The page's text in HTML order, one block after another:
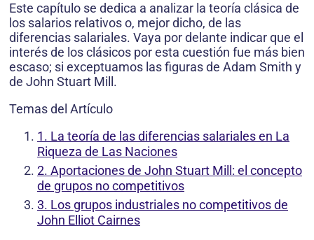
Este capítulo se dedica a analizar la teoría clásica de
los salarios relativos o, mejor dicho, de las
diferencias salariales. Vaya por delante indicar que el
interés de los clásicos por esta cuestión fue más bien
escaso; si exceptuamos las figuras de Adam Smith y
de John Stuart Mill.
Temas del Artículo
1. La teoría de las diferencias salariales en La
Riqueza de Las Naciones
2. Aportaciones de John Stuart Mill: el concepto
de grupos no competitivos
3. Los grupos industriales no competitivos de
John Elliot Cairnes